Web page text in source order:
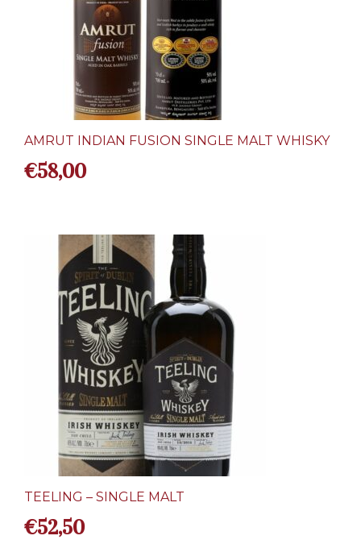
AMRUT INDIAN FUSION SINGLE MALT WHISKY
€58,00
TEELING – SINGLE MALT
€52,50